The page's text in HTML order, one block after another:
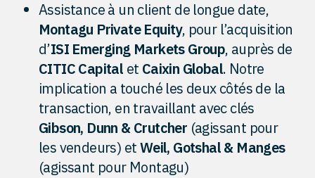
Assistance à un client de longue date,
Montagu Private Equity, pour l’acquisition
d’ISI Emerging Markets Group, auprès de
CITIC Capital et Caixin Global. Notre
implication a touché les deux côtés de la
transaction, en travaillant avec clés
Gibson, Dunn & Crutcher (agissant pour
les vendeurs) etWeil, Gotshal & Manges
(agissant pour Montagu)